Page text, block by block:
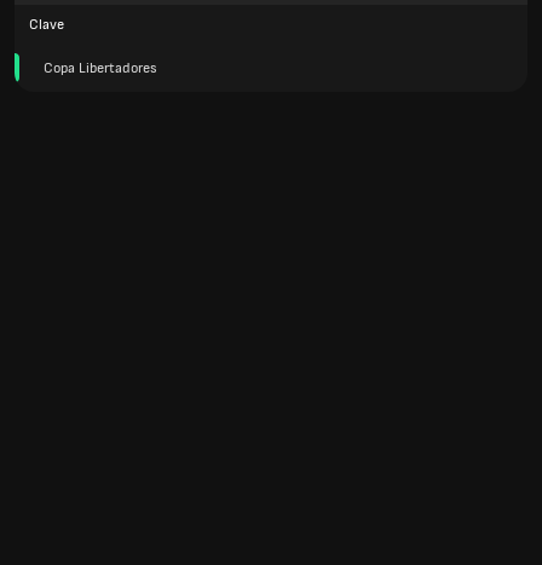
Clave
Copa Libertadores